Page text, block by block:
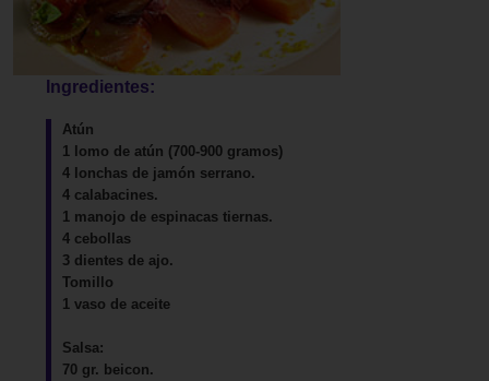
Ingredientes:
Atún
1 lomo de atún (700-900 gramos)
4 lonchas de jamón serrano.
4 calabacines.
1 manojo de espinacas tiernas.
4 cebollas
3 dientes de ajo.
Tomillo
1 vaso de aceite
Salsa:
70 gr. beicon.